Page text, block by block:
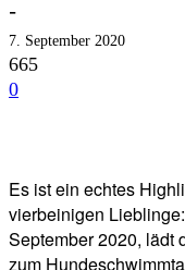
-
7. September 2020
665
0
Es ist ein echtes
vierbeinigen
September 2020, lädt
zum